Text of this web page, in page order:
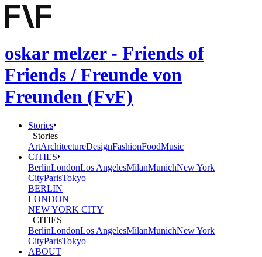
oskar melzer - Friends of
Friends / Freunde von
Freunden (FvF)
Stories
Stories
ArtArchitectureDesignFashionFoodMusic
CITIES
BerlinLondonLos AngelesMilanMunichNew York
CityParisTokyo
BERLIN
LONDON
NEW YORK CITY
CITIES
BerlinLondonLos AngelesMilanMunichNew York
CityParisTokyo
ABOUT